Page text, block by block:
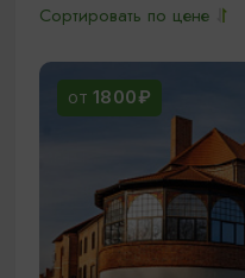
Сортировать по цене
ОТ 1800₽